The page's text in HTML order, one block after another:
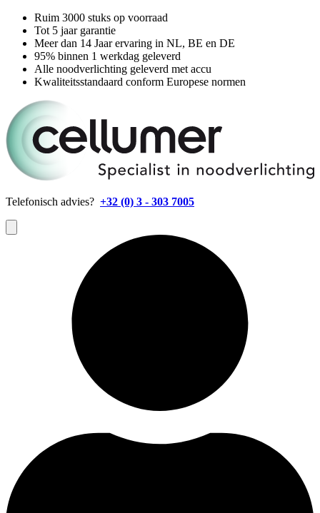
Ruim 3000 stuks op voorraad
Tot 5 jaar garantie
Meer dan 14 Jaar ervaring in NL, BE en DE
95% binnen 1 werkdag geleverd
Alle noodverlichting geleverd met accu
Kwaliteitsstandaard conform Europese normen
Telefonisch advies? +32 (0) 3 - 303 7005